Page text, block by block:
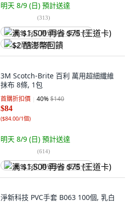
明天 8/9 (日) 預計送達
(313)
满 $1,500 再省 $75 (王道卡)
$2 酷澎幣回饋
3M Scotch-Brite 百利 萬用超細纖維
抹布 8條, 1包
首購折扣價 40%$140
$84
($84.00/1個)
明天 8/9 (日) 預計送達
(614)
满 $1,500 再省 $75 (王道卡)
淨新科技 PVC手套 B063 100個, 乳白